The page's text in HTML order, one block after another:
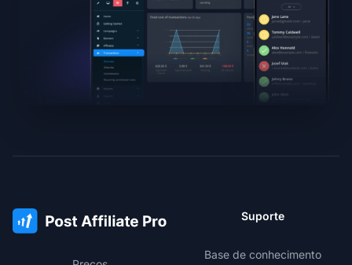
Suporte
Base de conhecimento